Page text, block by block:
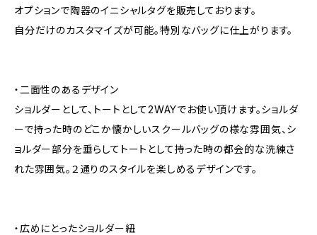
オプションで陶器のイニシャルタグを販売しております。
自分だけのカスタマイズが可能。特別なバッグに仕上がります。
・二面性のあるデザイン
ショルダーとして、トートとして2WAYでお使い頂けます。ショルダ
ーで持った時のどこか懐かしいスクールバッグの様な雰囲気、シ
ョルダー部分を垂らしてトートとして持った時の都会的な洗練さ
れた雰囲気。２通りのスタイルを楽しめるデザインです。
・広めにとったショルダー紐